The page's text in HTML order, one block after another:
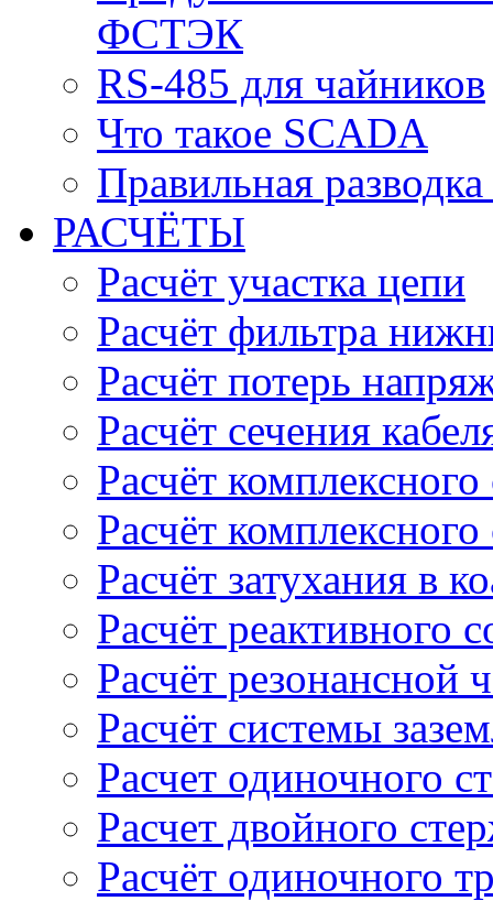
ФСТЭК
RS-485 для чайников
Что такое SCADA
Правильная
РАСЧЁТЫ
Расчёт участка цепи
Расчёт фильтра
Расчёт потерь
Расчёт сечения
Расчёт
Расчёт
Расчёт затухания в
Расчёт реактивного
Расчёт резонансной
Расчёт системы
Расчет одиночного
Расчет двойного
Расчёт одиночного